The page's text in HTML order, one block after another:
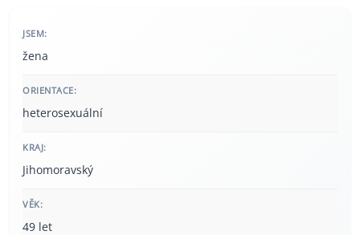
JSEM:
žena
ORIENTACE:
heterosexuální
KRAJ:
Jihomoravský
VĚK:
49 let